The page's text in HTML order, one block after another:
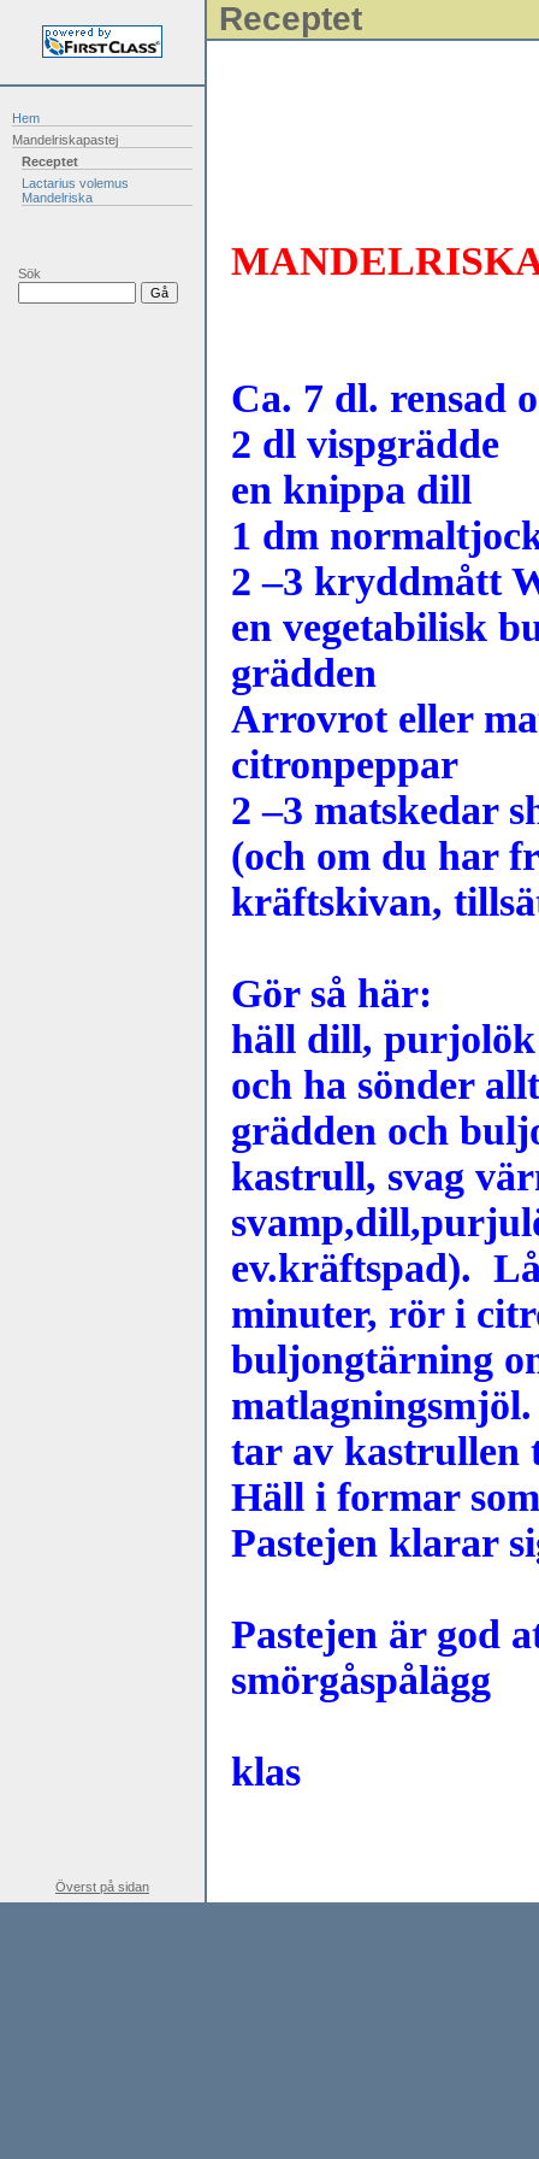
Hem
Mandelriskapastej
Receptet
Lactarius volemus
Mandelriska
Sök
Receptet
Ca. 7 dl. rensad
2 dl vispgrädde
en knippa dill
1 dm
2 –3 kryddmått
en vegetabilisk
grädden
Arrovrot eller
citronpeppar
2 –3 matskedar
(och om du har
kräftskivan,
Gör så här:
häll dill, purjolök
och ha sönder
grädden och
kastrull, svag
ev.kräftspad).
minuter, rör i
buljongtärning
tar av kastrullen
Häll i formar
Pastejen klarar
Pastejen är god
smörgåspålägg
klas
Överst på sidan